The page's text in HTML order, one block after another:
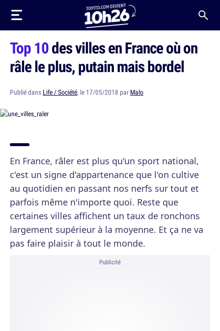
Top 10des villes en France où on
râle le plus, putain mais bordel
Publié dans Life / Société, le 17/05/2018 par Malo
En France, râler est plus qu'un sport national,
c'est un signe d'appartenance que l'on cultive
au quotidien en passant nos nerfs sur tout et
parfois même n'importe quoi. Reste que
certaines villes affichent un taux de ronchons
largement supérieur à la moyenne. Et ça ne va
pas faire plaisir à tout le monde.
Publicité